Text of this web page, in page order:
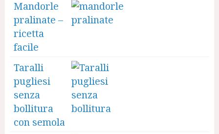
Mandorle
pralinate –
ricetta
facile
Taralli
pugliesi
senza
bollitura
con semola